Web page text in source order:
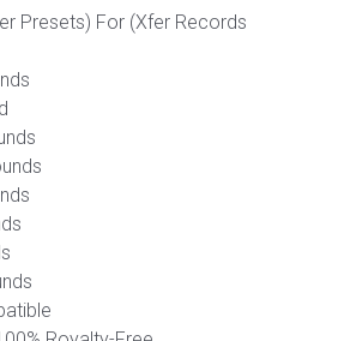
Presets) For (Xfer Records